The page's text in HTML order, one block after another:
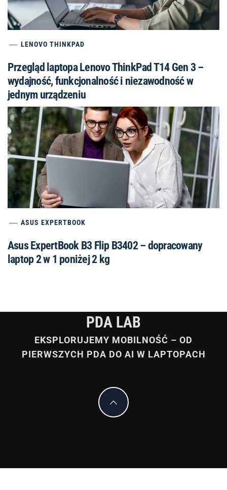
LENOVO THINKPAD
Przegląd laptopa Lenovo ThinkPad T14 Gen 3 –
wydajność, funkcjonalność i niezawodność w
jednym urządzeniu
ASUS EXPERTBOOK
Asus ExpertBook B3 Flip B3402 – dopracowany
laptop 2 w 1 poniżej 2 kg
PDA LAB
EKSPLORUJEMY MOBILNOŚĆ – OD
PIERWSZYCH PDA DO AI W LAPTOPACH